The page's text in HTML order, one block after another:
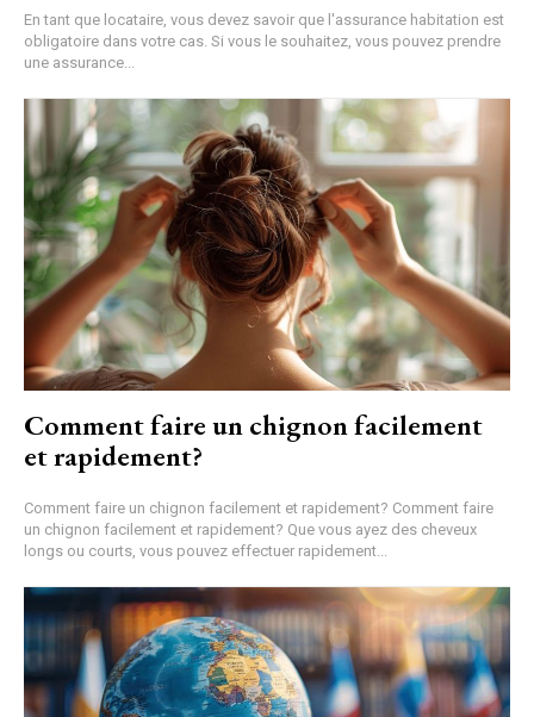
En tant que locataire, vous devez savoir que l'assurance habitation est
obligatoire dans votre cas. Si vous le souhaitez, vous pouvez prendre
une assurance...
Comment faire un chignon facilement
et rapidement?
Comment faire un chignon facilement et rapidement? Comment faire
un chignon facilement et rapidement? Que vous ayez des cheveux
longs ou courts, vous pouvez effectuer rapidement...